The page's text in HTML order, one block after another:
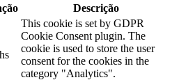
Descrição
This cookie is set by GDPR
Cookie Consent plugin. The
cookie is used to store the user
consent for the cookies in the
category "Analytics".